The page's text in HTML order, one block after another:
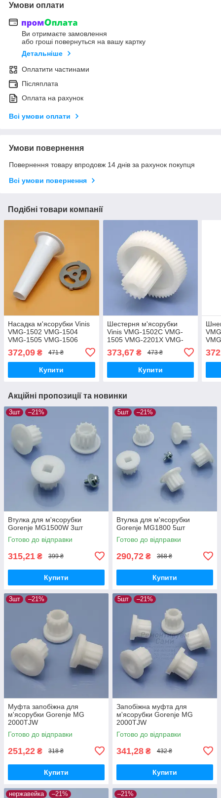
Умови оплати
Ви отримаєте замовлення
або гроші повернуться на вашу картку
Детальніше
Оплатити частинами
Післяплата
Оплата на рахунок
Всі умови оплати
Умови повернення
Повернення товару впродовж 14 днів за рахунок покупця
Всі умови повернення
Подібні товари компанії
Насадка м'ясорубки Vinis
VMG-1502 VMG-1504
VMG-1505 VMG-1506
VMG-1509 VMG-1510
VMG-1503 для ковбаси
372,09 ₴ 471 ₴
Купити
Шестерня м'ясорубки
Vinis VMG-1502C VMG-
1505 VMG-2201X VMG-
1506W VMG-1510 VMG-
1509 VMG-1508B VMG-
1507 VMG-1502W мала
373,67₴ 473 ₴
Купити
Акційні пропозиції та новинки
3шт –21%
Втулка для м'ясорубки
Gorenje MG1500W 3шт
Готово до відправки
315,21 ₴ 399 ₴
Купити
5шт –21%
Втулка для м'ясорубки
Gorenje MG1800 5шт
Готово до відправки
290,72 ₴ 368 ₴
Купити
3шт –21%
Муфта запобіжна для
м'ясорубки Gorenje MG
2000TJW
Готово до відправки
251,22 ₴ 318 ₴
Купити
5шт –21%
Запобіжна муфта для
м'ясорубки Gorenje MG
2000TJW
Готово до відправки
341,28 ₴ 432 ₴
Купити
нержавейка –21% –21%